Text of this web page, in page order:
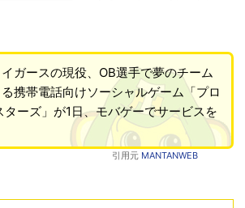
ガースの現役、OB選手で夢のチーム
携帯電話向けソーシャルゲーム「プロ
ターズ」が1日、モバゲーでサービスを
引用元 MANTANWEB